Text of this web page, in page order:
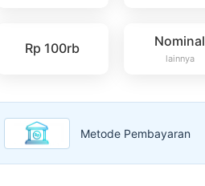
Rp 100rb Nominal
lainnya
Metode Pembayaran